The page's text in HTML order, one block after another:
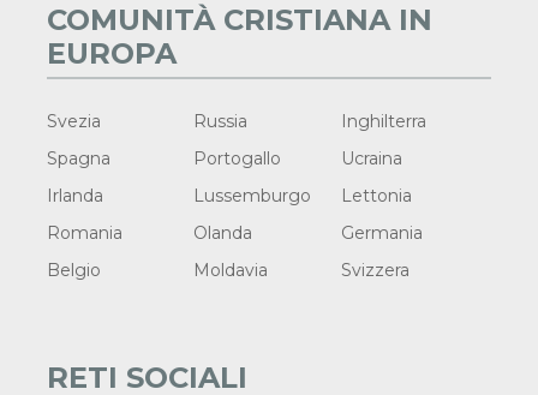
COMUNITÀ CRISTIANA IN
EUROPA
Svezia Russia
Inghilterra
Spagna
Portogallo
Ucraina
Irlanda
Lussemburgo
Lettonia
Romania
Olanda
Germania
Belgio
Moldavia Svizzera
RETI SOCIALI